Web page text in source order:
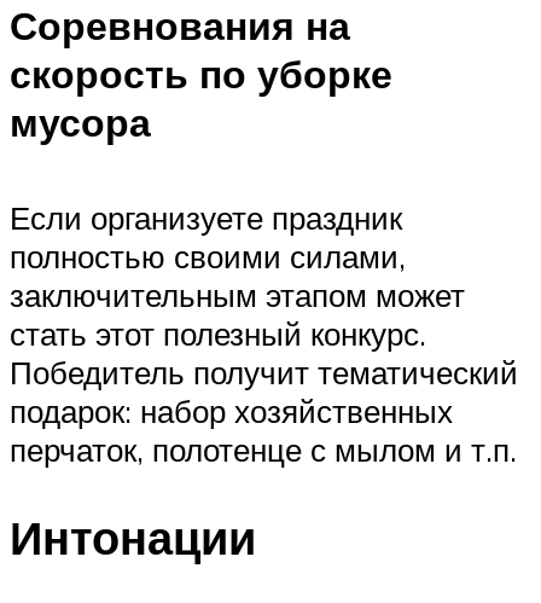
Соревнования на
скорость по уборке
мусора
Если организуете праздник
полностью своими силами,
заключительным этапом может
стать этот полезный конкурс.
Победитель получит тематический
подарок: набор хозяйственных
перчаток, полотенце с мылом и т.п.
Интонации